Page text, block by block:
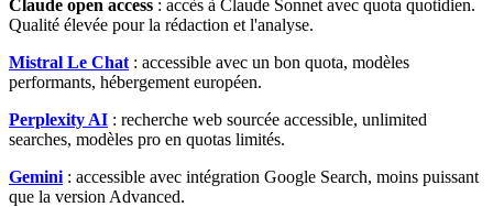
Claude open access : accès à Claude Sonnet avec quota quotidien.
Qualité élevée pour la rédaction et l'analyse.
Mistral Le Chat : accessible avec un bon quota, modèles
performants, hébergement européen.
Perplexity AI : recherche web sourcée accessible, unlimited
searches, modèles pro en quotas limités.
Gemini : accessible avec intégration Google Search, moins puissant
que la version Advanced.